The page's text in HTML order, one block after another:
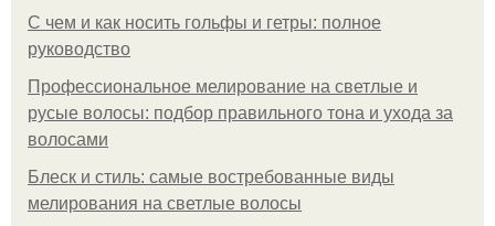
С чем и как носить гольфы и гетры: полное
руководство
Профессиональное мелирование на светлые и
русые волосы: подбор правильного тона и ухода за
волосами
Блеск и стиль: самые востребованные виды
мелирования на светлые волосы